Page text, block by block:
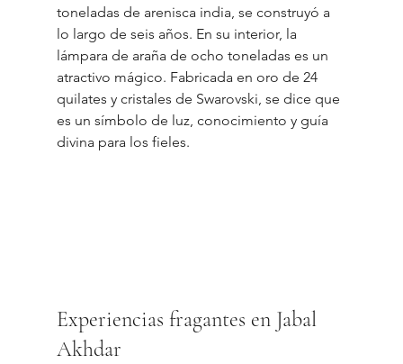
toneladas de arenisca india, se construyó a
lo largo de seis años. En su interior, la
lámpara de araña de ocho toneladas es un
atractivo mágico. Fabricada en oro de 24
quilates y cristales de Swarovski, se dice que
es un símbolo de luz, conocimiento y guía
divina para los fieles.
Experiencias fragantes en Jabal
Akhdar